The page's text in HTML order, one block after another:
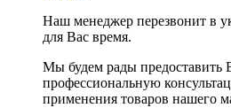
Наш менеджер перезвонит в
для Вас время.
Мы будем рады предоставить
профессиональную
применения товаров нашего